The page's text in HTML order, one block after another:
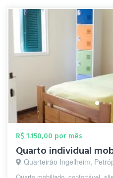
R$ 1.150,00 por mês
Quarteirão Ingelheim,